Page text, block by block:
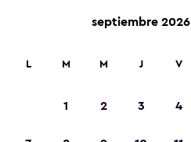
septiembre 2026
L M M J V
1 2 3 4